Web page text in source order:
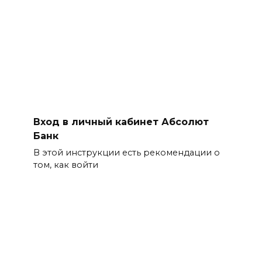
Вход в личный кабинет Абсолют
Банк
В этой инструкции есть рекомендации о
том, как войти